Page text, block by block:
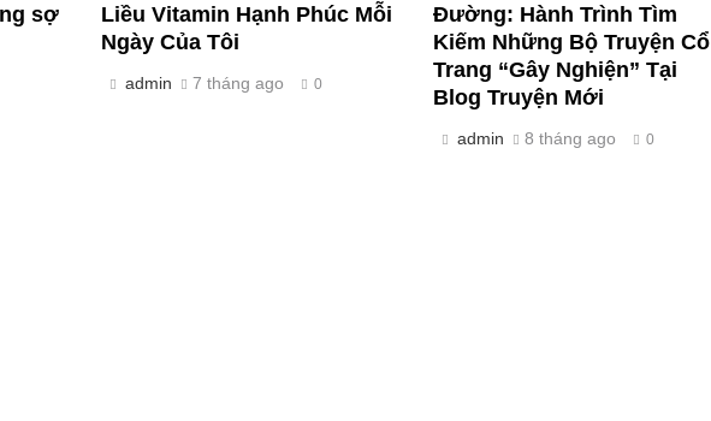
sợ
Liều Vitamin Hạnh Phúc Mỗi
Ngày Của Tôi
admin 7 tháng ago 0
Đường: Hành Trình Tìm
Kiếm Những Bộ Truyện Cổ
Trang “Gây Nghiện” Tại
Blog Truyện Mới
admin 8 tháng ago 0